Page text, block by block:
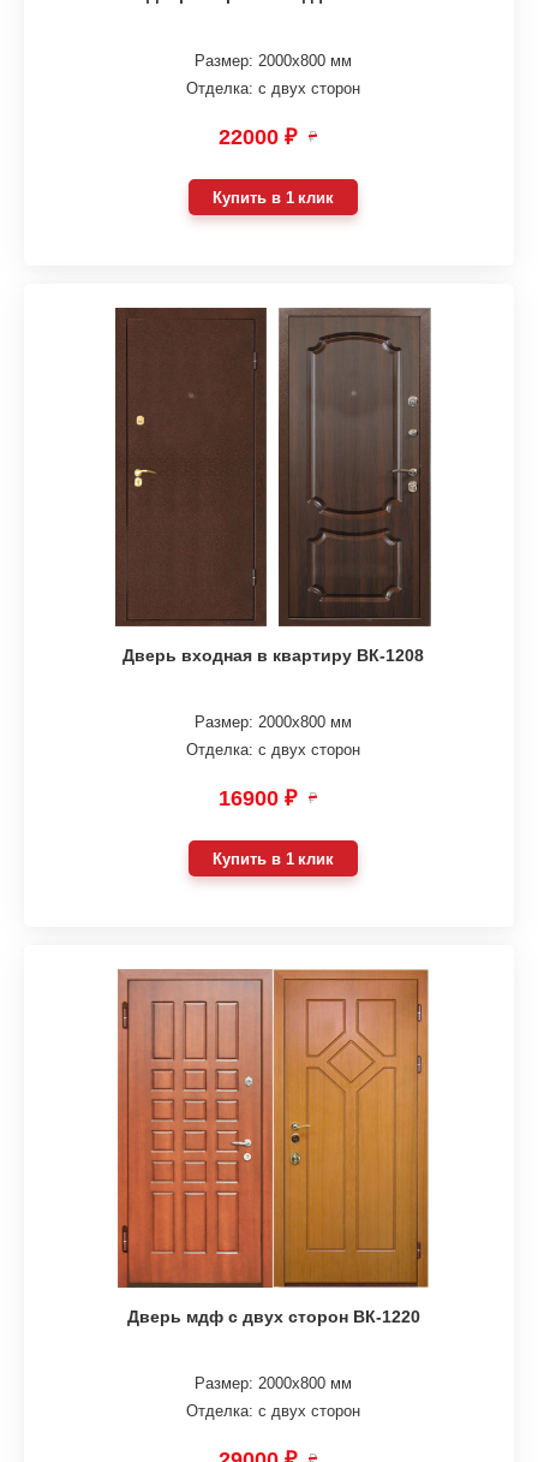
Размер: 2000х800 мм
Отделка: с двух сторон
22000 ₽ ₽
Купить в 1 клик
Дверь входная в квартиру ВК-1208
Размер: 2000х800 мм
Отделка: с двух сторон
16900 ₽ ₽
Купить в 1 клик
Дверь мдф с двух сторон ВК-1220
Размер: 2000х800 мм
Отделка: с двух сторон